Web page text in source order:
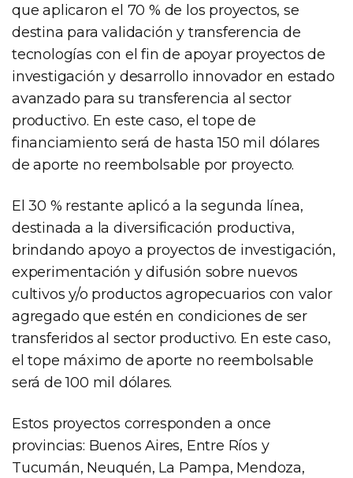
que aplicaron el 70 % de los proyectos, se
destina para validación y transferencia de
tecnologías con el fin de apoyar proyectos de
investigación y desarrollo innovador en estado
avanzado para su transferencia al sector
productivo. En este caso, el tope de
financiamiento será de hasta 150 mil dólares
de aporte no reembolsable por proyecto.
El 30 % restante aplicó a la segunda línea,
destinada a la diversificación productiva,
brindando apoyo a proyectos de investigación,
experimentación y difusión sobre nuevos
cultivos y/o productos agropecuarios con valor
agregado que estén en condiciones de ser
transferidos al sector productivo. En este caso,
el tope máximo de aporte no reembolsable
será de 100 mil dólares.
Estos proyectos corresponden a once
provincias: Buenos Aires, Entre Ríos y
Tucumán, Neuquén, La Pampa, Mendoza,